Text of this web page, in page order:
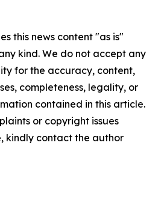
this news content "as is"
kind. We do not accept any
for the accuracy, content,
completeness, legality, or
contained in this article.
or copyright issues
kindly contact the author